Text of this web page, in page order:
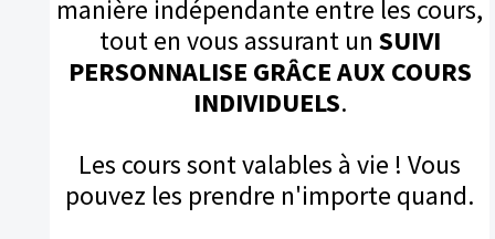
manière indépendante entre les cours,
tout en vous assurant un SUIVI
PERSONNALISE GRÂCE AUX COURS
INDIVIDUELS.
Les cours sont valables à vie ! Vous
pouvez les prendre n'importe quand.